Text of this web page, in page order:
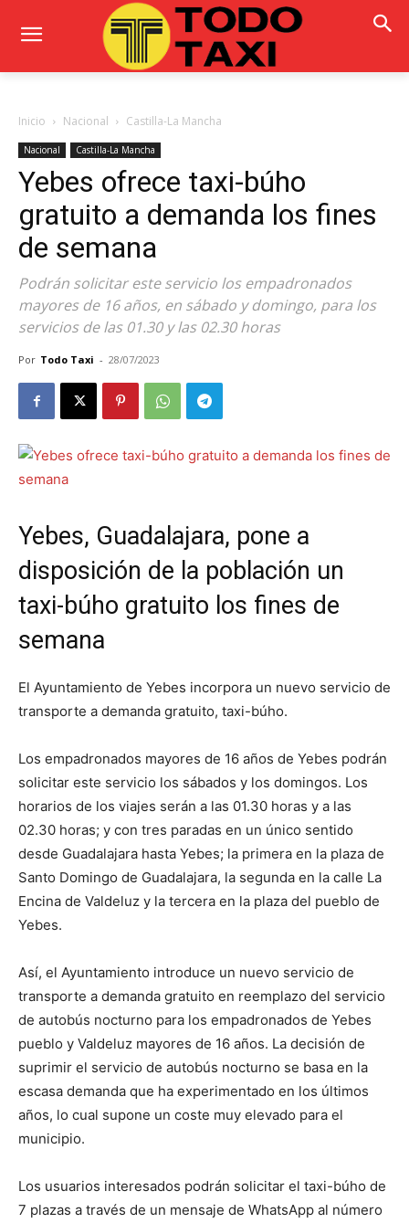
Inicio Nacional Castilla-La Mancha
Nacional Castilla-La Mancha
Yebes ofrece taxi-búho
gratuito a demanda los fines
de semana
Podrán solicitar este servicio los empadronados
mayores de 16 años, en sábado y domingo, para los
servicios de las 01.30 y las 02.30 horas
Por Todo Taxi - 28/07/2023
Yebes, Guadalajara, pone a
disposición de la población un
taxi-búho gratuito los fines de
semana
El Ayuntamiento de Yebes incorpora un nuevo servicio de
transporte a demanda gratuito, taxi-búho.
Los empadronados mayores de 16 años de Yebes podrán
solicitar este servicio los sábados y los domingos. Los
horarios de los viajes serán a las 01.30 horas y a las
02.30 horas; y con tres paradas en un único sentido
desde Guadalajara hasta Yebes; la primera en la plaza de
Santo Domingo de Guadalajara, la segunda en la calle La
Encina de Valdeluz y la tercera en la plaza del pueblo de
Yebes.
Así, el Ayuntamiento introduce un nuevo servicio de
transporte a demanda gratuito en reemplazo del servicio
de autobús nocturno para los empadronados de Yebes
pueblo y Valdeluz mayores de 16 años. La decisión de
suprimir el servicio de autobús nocturno se basa en la
escasa demanda que ha experimentado en los últimos
años, lo cual supone un coste muy elevado para el
municipio.
Los usuarios interesados podrán solicitar el taxi-búho de
7 plazas a través de un mensaje de WhatsApp al número